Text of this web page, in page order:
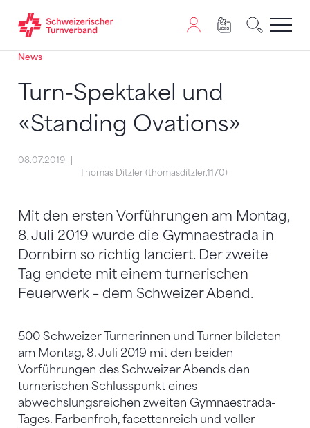
Zum Inhalt springen
Zur Sitemap navigieren
Zum Navigieren dieser Seite wird JavaScript benötigt.
News
Turn-Spektakel und
«Standing Ovations»
08.07.2019
Thomas Ditzler (thomasditzler,1170)
Mit den ersten Vorführungen am Montag,
8. Juli 2019 wurde die Gymnaestrada in
Dornbirn so richtig lanciert. Der zweite
Tag endete mit einem turnerischen
Feuerwerk – dem Schweizer Abend.
500 Schweizer Turnerinnen und Turner bildeten
am Montag, 8. Juli 2019 mit den beiden
Vorführungen des Schweizer Abends den
turnerischen Schlusspunkt eines
abwechslungsreichen zweiten Gymnaestrada-
Tages. Farbenfroh, facettenreich und voller